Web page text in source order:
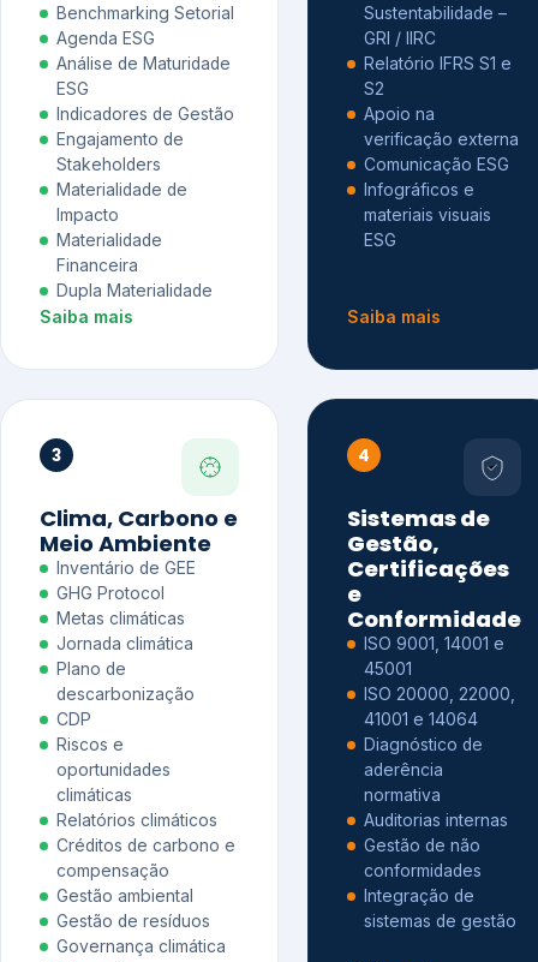
Benchmarking Setorial
Agenda ESG
Análise de Maturidade
ESG
Indicadores de Gestão
Engajamento de
Stakeholders
Materialidade de
Impacto
Materialidade
Financeira
Dupla Materialidade
Saiba mais
Sustentabilidade –
GRI / IIRC
Relatório IFRS S1 e
S2
Apoio na
verificação externa
Comunicação ESG
Infográficos e
materiais visuais
ESG
Saiba mais
3
Clima, Carbono e
Meio Ambiente
Inventário de GEE
GHG Protocol
Metas climáticas
Jornada climática
Plano de
descarbonização
CDP
Riscos e
oportunidades
climáticas
Relatórios climáticos
Créditos de carbono e
compensação
Gestão ambiental
Gestão de resíduos
Governança climática
4
Sistemas de
Gestão,
Certificações
e
Conformidade
ISO 9001, 14001 e
45001
ISO 20000, 22000,
41001 e 14064
Diagnóstico de
aderência
normativa
Auditorias internas
Gestão de não
conformidades
Integração de
sistemas de gestão